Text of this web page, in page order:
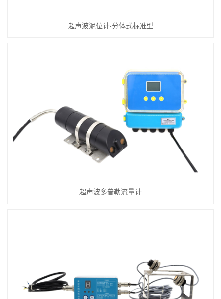
超声波泥位计-分体式标准型
超声波多普勒流量计